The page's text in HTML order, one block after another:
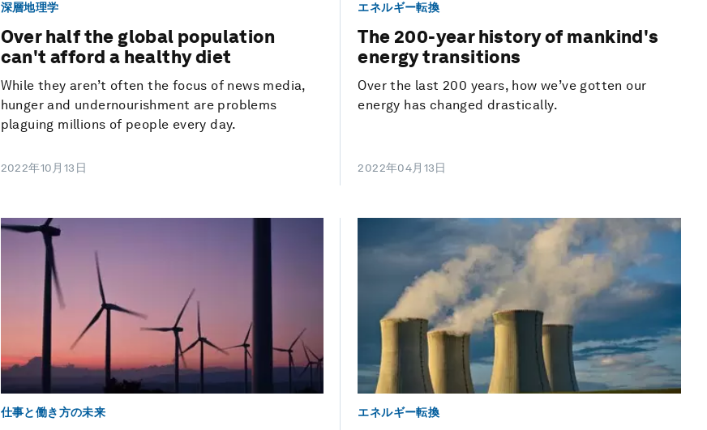
深層地理学
Over half the global population
can't afford a healthy diet
While they aren’t often the focus of news media,
hunger and undernourishment are problems
plaguing millions of people every day.
2022年10月13日
エネルギー転換
The 200-year history of mankind's
energy transitions
Over the last 200 years, how we’ve gotten our
energy has changed drastically⁠.
2022年04月13日
仕事と働き方の未来 エネルギー転換